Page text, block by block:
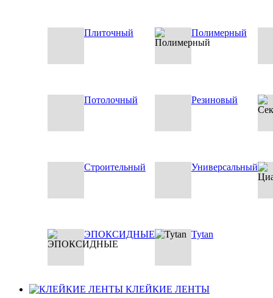
Плиточный Полимерный
Потолочный Резиновый
Строительный Универсальный
ЭПОКСИДНЫЕ Tytan
КЛЕЙКИЕ ЛЕНТЫ